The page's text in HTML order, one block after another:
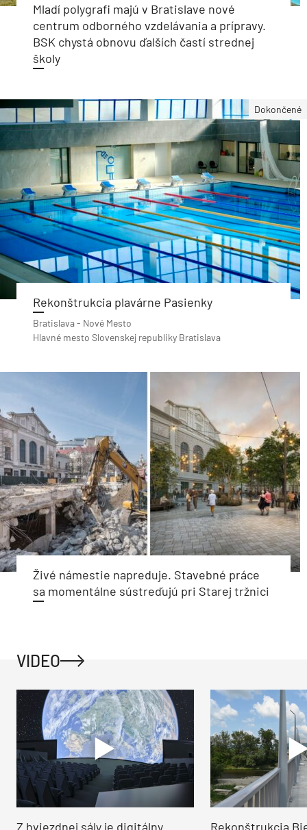
Mladí polygrafi majú v Bratislave nové
centrum odborného vzdelávania a prípravy.
BSK chystá obnovu ďalších častí strednej
školy
Dokončené
Rekonštrukcia plavárne Pasienky
Bratislava - Nové Mesto
Hlavné mesto Slovenskej republiky Bratislava
Živé námestie napreduje. Stavebné práce
sa momentálne sústreďujú pri Starej tržnici
VIDEO
Z hviezdnej sály je digitálny Rekonštrukcia